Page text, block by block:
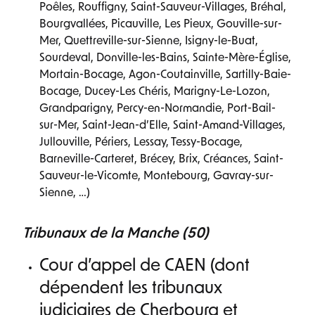
Poêles, Rouffigny, Saint-Sauveur-Villages, Bréhal,
Bourgvallées, Picauville, Les Pieux, Gouville-sur-
Mer, Quettreville-sur-Sienne, Isigny-le-Buat,
Sourdeval, Donville-les-Bains, Sainte-Mère-Église,
Mortain-Bocage, Agon-Coutainville, Sartilly-Baie-
Bocage, Ducey-Les Chéris, Marigny-Le-Lozon,
Grandparigny, Percy-en-Normandie, Port-Bail-
sur-Mer, Saint-Jean-d’Elle, Saint-Amand-Villages,
Jullouville, Périers, Lessay, Tessy-Bocage,
Barneville-Carteret, Brécey, Brix, Créances, Saint-
Sauveur-le-Vicomte, Montebourg, Gavray-sur-
Sienne, …)
Tribunaux de la Manche (50)
Cour d’appel de CAEN (dont
dépendent les tribunaux